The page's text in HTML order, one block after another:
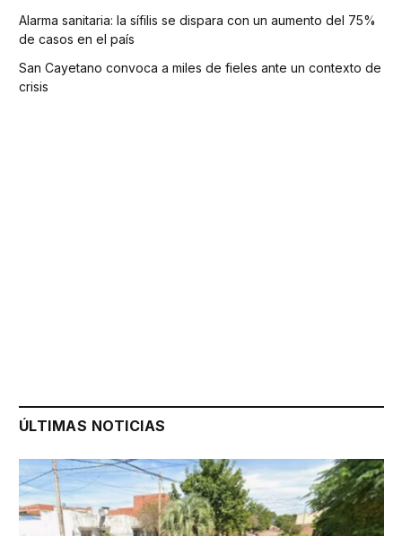
Alarma sanitaria: la sífilis se dispara con un aumento del 75%
de casos en el país
San Cayetano convoca a miles de fieles ante un contexto de
crisis
ÚLTIMAS NOTICIAS